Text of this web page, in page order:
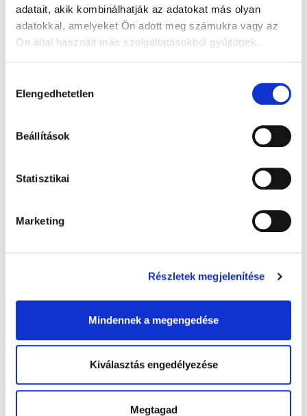
adatait, akik kombinálhatják az adatokat más olyan
adatokkal, amelyeket Ön adott meg számukra vagy az
Ön által használt más szolgáltatásokból gyűjtöttek.
kiválasztása
Elengedhetetlen
Beállítások
Statisztikai
Marketing
Részletek megjelenítése
Mindennek a megengedése
Kiválasztás engedélyezése
Megtagad
Gyógyhír kvíz
Válaszoljon három kérdésünkre, és nyerje meg
Az online vásárlás sötét oldala: így
óvjuk meg magunkat és gyermekeinket
Fogyást ígérő slágertermékek, bizonytalan eredetű
étrendkiegészítők, színes-szagos e-cigaretták, va ...